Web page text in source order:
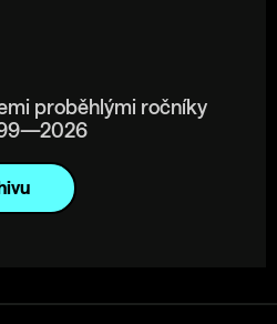
proběhlými ročníky